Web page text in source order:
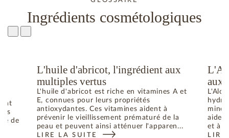
Ingrédients cosmétologiques
de
L'huile d'abricot, l'ingrédient aux
multiples vertus
L'huile d'abricot est riche en vitamines A et
E, connues pour leurs propriétés
antioxydantes. Ces vitamines aident à
prévenir le vieillissement prématuré de la
peau et peuvent ainsi atténuer l'apparen...
LIRE LA SUITE
aux
et à